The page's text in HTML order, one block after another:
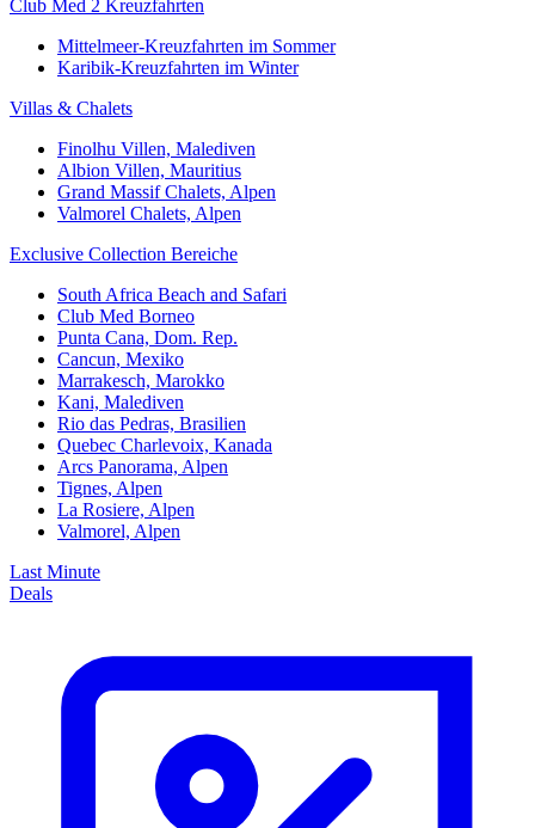
Club Med 2 Kreuzfahrten
Mittelmeer-Kreuzfahrten im Sommer
Karibik-Kreuzfahrten im Winter
Villas & Chalets
Finolhu Villen, Malediven
Albion Villen, Mauritius
Grand Massif Chalets, Alpen
Valmorel Chalets, Alpen
Exclusive Collection Bereiche
South Africa Beach and Safari
Club Med Borneo
Punta Cana, Dom. Rep.
Cancun, Mexiko
Marrakesch, Marokko
Kani, Malediven
Rio das Pedras, Brasilien
Quebec Charlevoix, Kanada
Arcs Panorama, Alpen
Tignes, Alpen
La Rosiere, Alpen
Valmorel, Alpen
Last Minute
Deals